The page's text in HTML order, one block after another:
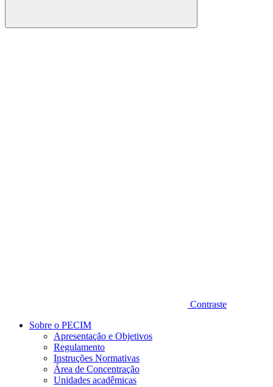
Buscar
Contraste
Sobre o PECIM
Apresentação e Objetivos
Regulamento
Instruções Normativas
Área de Concentração
Unidades acadêmicas